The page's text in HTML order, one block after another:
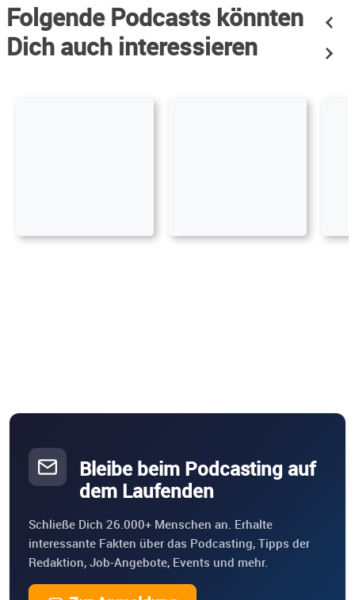
Folgende Podcasts könnten
Dich auch interessieren
Bleibe beim Podcasting auf
dem Laufenden
Schließe Dich 26.000+ Menschen an. Erhalte
interessante Fakten über das Podcasting, Tipps der
Redaktion, Job-Angebote, Events und mehr.